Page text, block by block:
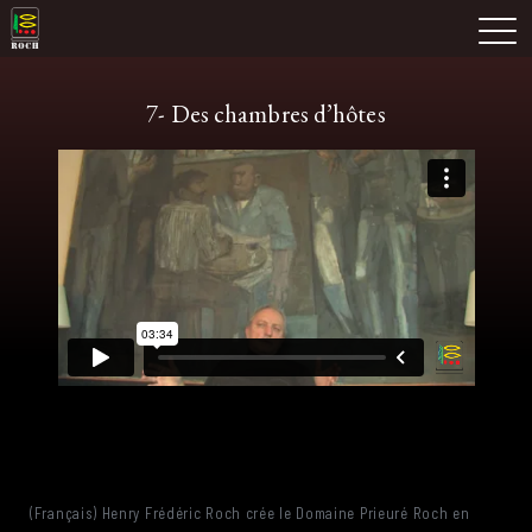
Skip
to
Domaine Prieuré Roch
7- Des chambres d’hôtes
(Français) Henry Frédéric Roch crée le Domaine Prieuré Roch en